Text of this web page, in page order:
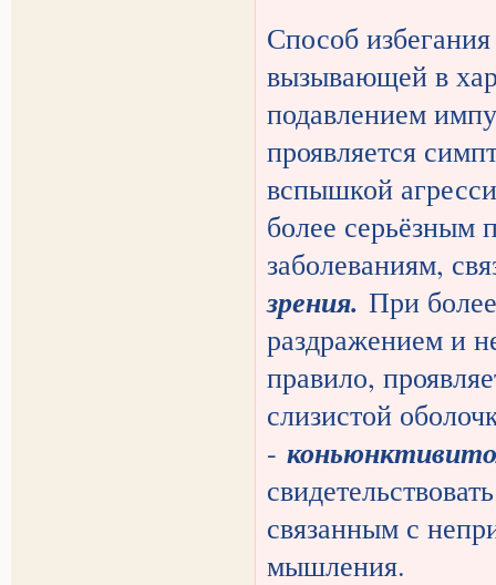
Способ
вызывающей в
подавлением
проявляется
вспышкой
более серьёзным
заболеваниям,
зрения. При
раздражением и
правило,
слизистой
-
связанным с
мышления.